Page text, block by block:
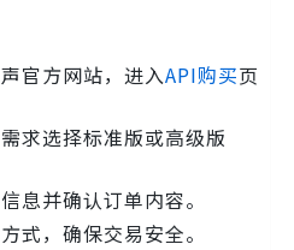
官方网站，进入API购买页
求选择标准版或高级版
息并确认订单内容。
式，确保交易安全。